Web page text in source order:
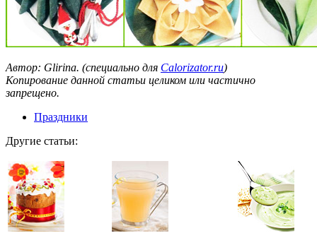
Автор: Glirina. (специально для Calorizator.ru)
Копирование данной статьи целиком или частично
запрещено.
Праздники
Другие статьи: